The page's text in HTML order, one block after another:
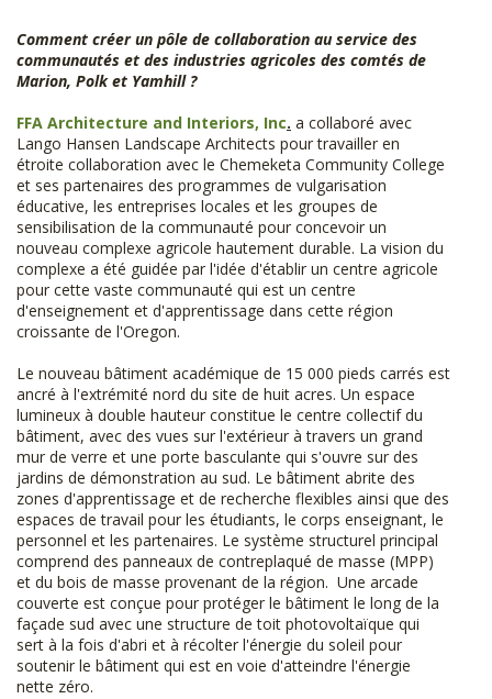
Comment créer un pôle de collaboration au service des
communautés et des industries agricoles des comtés de
Marion, Polk et Yamhill ?
FFA Architecture and Interiors, Inc. a collaboré avec
Lango Hansen Landscape Architects pour travailler en
étroite collaboration avec le Chemeketa Community College
et ses partenaires des programmes de vulgarisation
éducative, les entreprises locales et les groupes de
sensibilisation de la communauté pour concevoir un
nouveau complexe agricole hautement durable. La vision du
complexe a été guidée par l'idée d'établir un centre agricole
pour cette vaste communauté qui est un centre
d'enseignement et d'apprentissage dans cette région
croissante de l'Oregon.
Le nouveau bâtiment académique de 15 000 pieds carrés est
ancré à l'extrémité nord du site de huit acres. Un espace
lumineux à double hauteur constitue le centre collectif du
bâtiment, avec des vues sur l'extérieur à travers un grand
mur de verre et une porte basculante qui s'ouvre sur des
jardins de démonstration au sud. Le bâtiment abrite des
zones d'apprentissage et de recherche flexibles ainsi que des
espaces de travail pour les étudiants, le corps enseignant, le
personnel et les partenaires. Le système structurel principal
comprend des panneaux de contreplaqué de masse (MPP)
et du bois de masse provenant de la région. Une arcade
couverte est conçue pour protéger le bâtiment le long de la
façade sud avec une structure de toit photovoltaïque qui
sert à la fois d'abri et à récolter l'énergie du soleil pour
soutenir le bâtiment qui est en voie d'atteindre l'énergie
nette zéro.